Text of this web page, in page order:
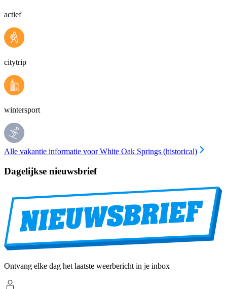
actief
citytrip
wintersport
Alle vakantie informatie voor White Oak Springs (historical)
Dagelijkse nieuwsbrief
Ontvang elke dag het laatste weerbericht in je inbox